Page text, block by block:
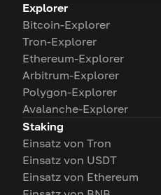
Explorer
Bitcoin-Explorer
Tron-Explorer
Ethereum-Explorer
Arbitrum-Explorer
Polygon-Explorer
Avalanche-Explorer
Staking
Einsatz von Tron
Einsatz von USDT
Einsatz von Ethereum